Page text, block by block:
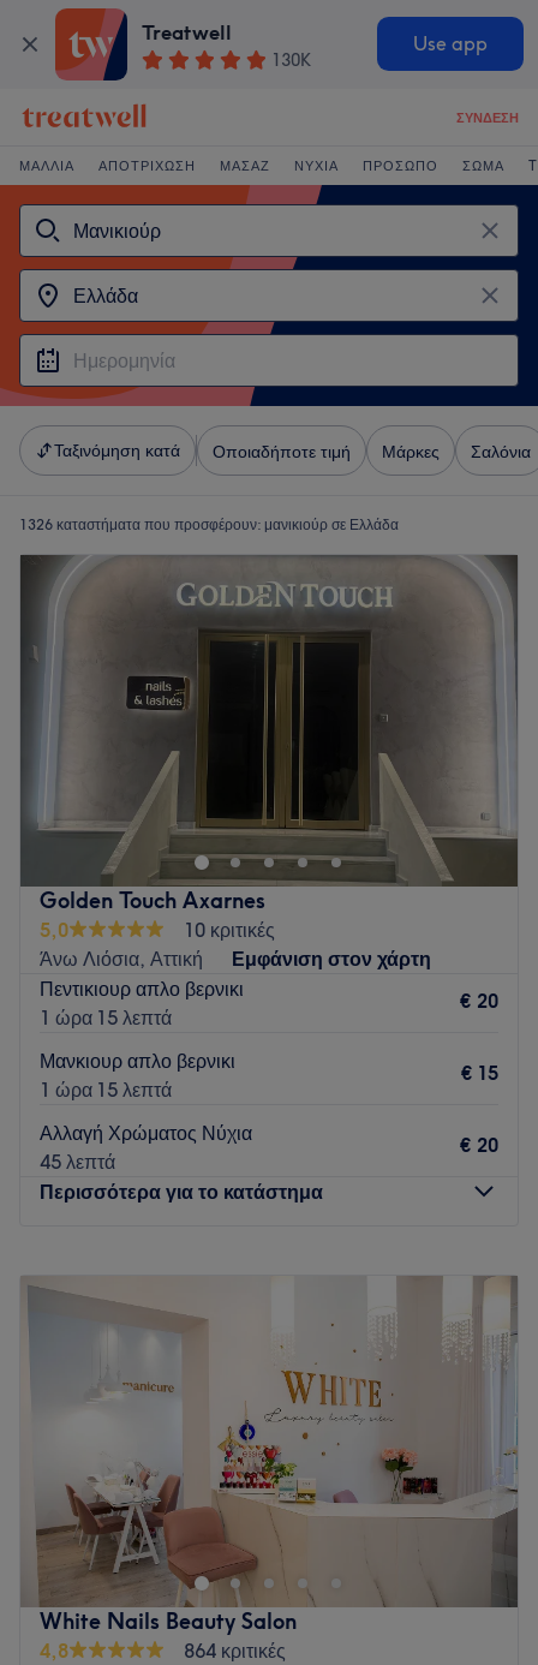
Treatwell
130K
Use app
ΣΎΝΔΕΣΗ
ΜΑΛΛΙΆ ΑΠΟΤΡΊΧΩΣΗ ΜΑΣΆΖ ΝΎΧΙΑ ΠΡΌΣΩΠΟ ΣΏΜΑ
Ταξινόμηση κατά Οποιαδήποτε τιμή Μάρκες Σαλόνια
1326 καταστήματα που προσφέρουν: μανικιούρ σε Ελλάδα
Golden Touch Axarnes
5,0
10 κριτικές
Άνω Λιόσια, Αττική
Εμφάνιση στον χάρτη
Πεντικιουρ απλο βερνικι
1 ώρα 15 λεπτά
€ 20
Μανκιουρ απλο βερνικι
1 ώρα 15 λεπτά
€ 15
Αλλαγή Χρώματος Νύχια
45 λεπτά
€ 20
Περισσότερα για το κατάστημα
Τρίτη
10:00
17:00
10:00
20:00
10:00
Σάββατο
10:00
Αναδείξτε τη φυσική σας ομορφιά με περιποιημένα νύχια και
εντυπωσιακές βλεφαρίδες. Στον χώρο μας, η ποιότητα, η
λεπτομέρεια και η φροντίδα συνδυάζονται για να σας
χαρίσουν ένα αποτέλεσμα που θα σας κάνει να νιώθετε
όμορφες και γεμάτες αυτοπεποίθηση κάθε μέρα!
Go to venue
White Nails Beauty Salon
4,8
864 κριτικές